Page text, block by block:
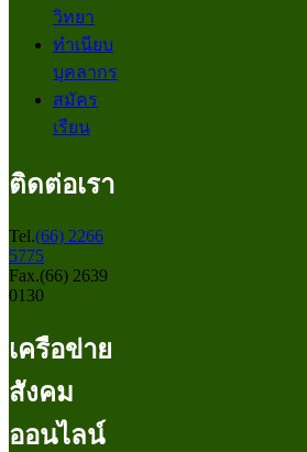
วิทยา
ทำเนียบ
บุคลากร
สมัคร
เรียน
ติดต่อเรา
Tel.(66) 2266
5775
Fax.(66) 2639
0130
เครือข่าย
สังคม
ออนไลน์